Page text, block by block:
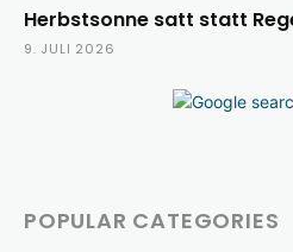
Herbstsonne satt statt
9. JULI 2026
POPULAR CATEGORIES